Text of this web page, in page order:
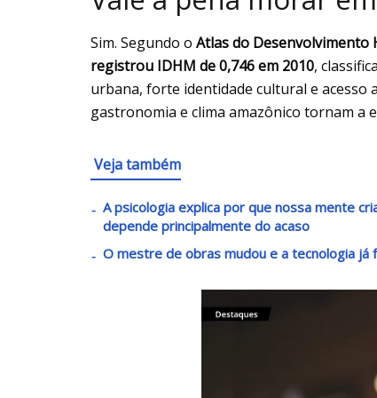
Sim. Segundo o Atlas do Desenvolvimento
registrou IDHM de 0,746 em 2010,
urbana, forte identidade cultural e acesso
gastronomia e clima amazônico tornam a
Veja também
A psicologia explica por que nossa mente
depende principalmente do acaso
O mestre de obras mudou e a tecnologia já